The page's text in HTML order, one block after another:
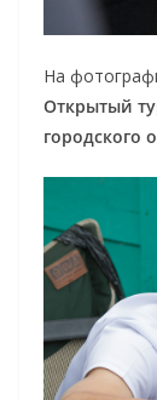
На
Открытый
городского